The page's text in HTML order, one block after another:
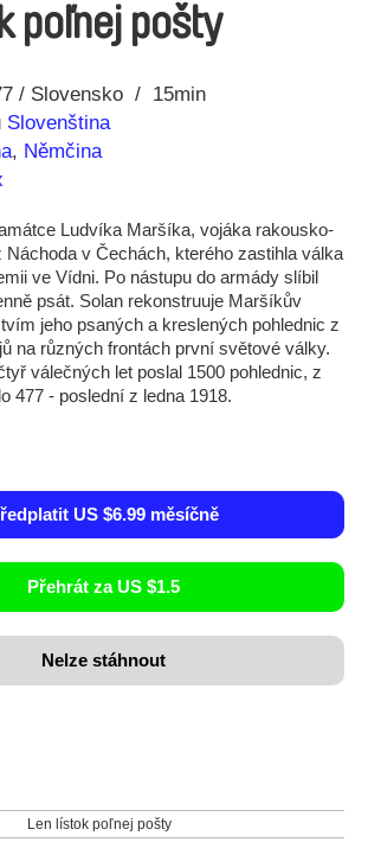
poľnej pošty
Slovensko
15min
Slovenština
, Němčina
Ludvíka Maršíka, vojáka rakousko-
Náchoda v Čechách, kterého zastihla válka
ve Vídni. Po nástupu do armády slíbil
psát. Solan rekonstruuje Maršíkův
jeho psaných a kreslených pohlednic z
na různých frontách první světové války.
válečných let poslal 1500 pohlednic, z
477 - poslední z ledna 1918.
US $6.99 měsíčně
Přehrát za US $1.5
Nelze stáhnout
Len lístok poľnej pošty